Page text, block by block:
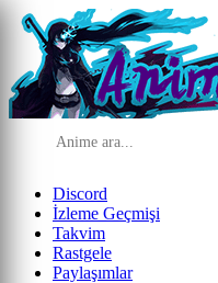
Discord
İzleme Geçmişi
Takvim
Rastgele
Paylaşımlar